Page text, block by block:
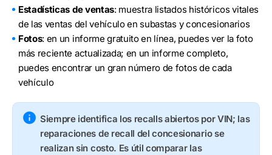
Estadísticas de ventas: muestra listados históricos vitales
de las ventas del vehículo en subastas y concesionarios
Fotos: en un informe gratuito en línea, puedes ver la foto
más reciente actualizada; en un informe completo,
puedes encontrar un gran número de fotos de cada
vehículo
Siempre identifica los recalls abiertos por VIN; las
reparaciones de recall del concesionario se
realizan sin costo. Es útil comparar las